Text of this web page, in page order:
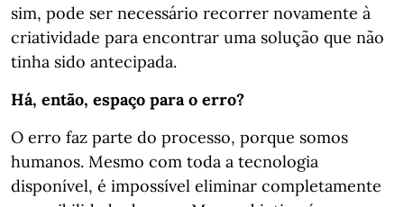
sim, pode ser necessário recorrer novamente à
criatividade para encontrar uma solução que não
tinha sido antecipada.
Há, então, espaço para o erro?
O erro faz parte do processo, porque somos
humanos. Mesmo com toda a tecnologia
disponível, é impossível eliminar completamente